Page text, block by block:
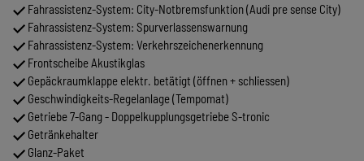
Fahrassistenz-System: City-Notbremsfunktion (Audi pre sense City)
Fahrassistenz-System: Spurverlassenswarnung
Fahrassistenz-System: Verkehrszeichenerkennung
Frontscheibe Akustikglas
Gepäckraumklappe elektr. betätigt (öffnen + schliessen)
Geschwindigkeits-Regelanlage (Tempomat)
Getriebe 7-Gang - Doppelkupplungsgetriebe S-tronic
Getränkehalter
Glanz-Paket